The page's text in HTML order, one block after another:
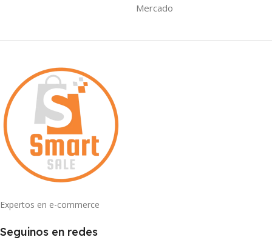
Mercado
Expertos en e-commerce
Seguinos en redes